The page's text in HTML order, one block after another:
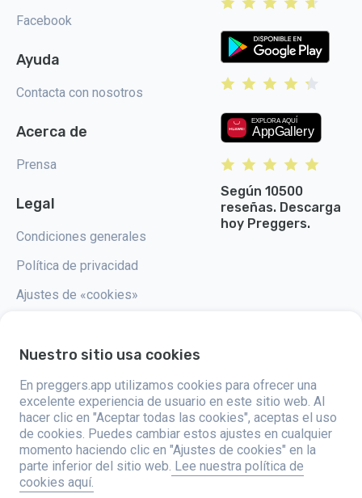
Facebook
Ayuda
Contacta con nosotros
Acerca de
Prensa
Legal
Condiciones generales
Política de privacidad
Ajustes de «cookies»
Según 10500
reseñas. Descarga
hoy Preggers.
Preggers, creado por el estudio de aplicaciones sueco Stroller AB en
2017, tiene como objetivo simplificar la paternidad para los futuros y
nuevos padres de todo el mundo. Con un equipo diverso y
colaboraciones con expertos, han desarrollado aplicaciones fáciles de
usar que son utilizadas por más de dos millones de personas. Preggers
ofrece una experiencia única en 3D, proporcionando actualizaciones,
consejos y herramientas personalizadas para cada etapa del embarazo.
También apoya a los nuevos padres con consejos prácticos sobre el
cuidado de los recién nacidos. Al fomentar la inclusividad, Preggers
apoya diferentes configuraciones familiares. Con millones de descargas
Nuestro sitio usa cookies
En preggers.app utilizamos cookies para ofrecer una
excelente experiencia de usuario en este sitio web. Al
hacer clic en "Aceptar todas las cookies", aceptas el uso
de cookies. Puedes cambiar estos ajustes en cualquier
momento haciendo clic en "Ajustes de cookies" en la
parte inferior del sitio web. Lee nuestra política de
cookies aquí.